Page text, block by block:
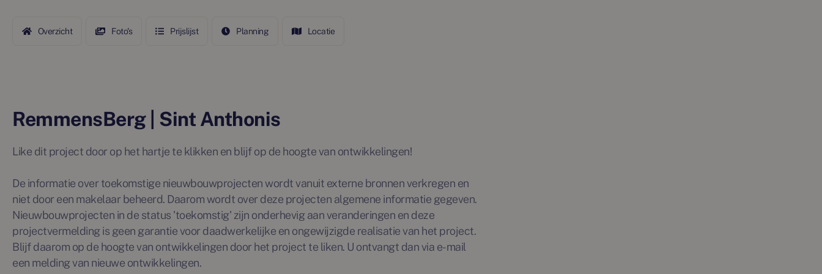
Overzicht Foto's Prijslijst Planning Locatie
RemmensBerg | Sint Anthonis
Like dit project door op het hartje te klikken en blijf op de hoogte van ontwikkelingen!
De informatie over toekomstige nieuwbouwprojecten wordt vanuit externe bronnen verkregen en
niet door een makelaar beheerd. Daarom wordt over deze projecten algemene informatie gegeven.
Nieuwbouwprojecten in de status 'toekomstig' zijn onderhevig aan veranderingen en deze
projectvermelding is geen garantie voor daadwerkelijke en ongewijzigde realisatie van het project.
Blijf daarom op de hoogte van ontwikkelingen door het project te liken. U ontvangt dan via e-mail
een melding van nieuwe ontwikkelingen.